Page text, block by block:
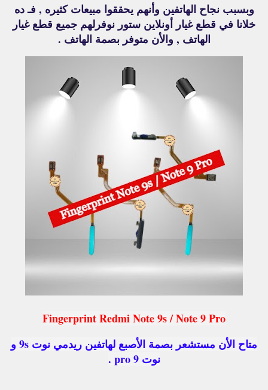
وبسبب نجاح الهاتفين وأنهم يحققوا مبيعات كثيره , فـ ده
خلانا في قطع غيار أونلاين ستور نوفرلهم جميع قطع غيار
الهاتف , والأن متوفر بصمة الهاتف .
Fingerprint Redmi Note 9s / Note 9 Pro
متاح الأن مستشعر بصمة الأصبع لهاتفين ريدمي نوت 9s و
نوت 9 pro .